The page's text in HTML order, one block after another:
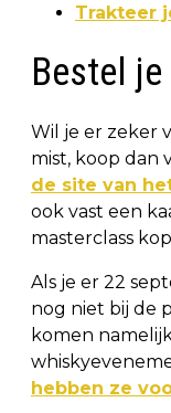
Trakteer
Bestel
Wil je er zeker
mist, koop dan
de site van
ook vast een
masterclass
Als je er 22
nog niet bij de
komen
hebben ze